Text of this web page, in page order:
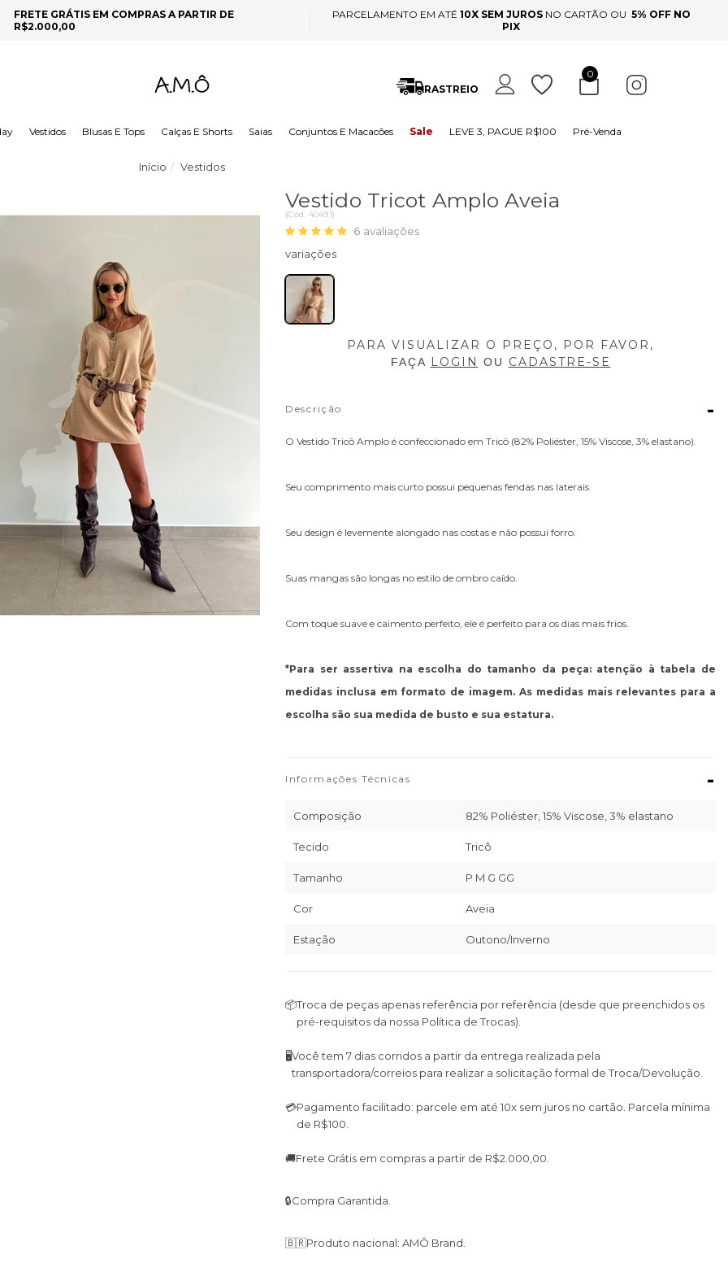
FRETE GRÁTIS EM COMPRAS A PARTIR DE
R$2.000,00
PARCELAMENTO EM ATÉ 10X SEM JUROSNO CARTÃO OU 5% OFF NO
PIX
RASTREIO
0
Vestidos Blusas E Tops Calças E Shorts Saias Conjuntos E Macacões Sale LEVE 3, PAGUE R$100 Pré-Venda
Início Vestidos
Vestido Tricot Amplo Aveia
(Cód. 40491)
6 avaliações
PARA VISUALIZAR O PREÇO, POR FAVOR,
FAÇA LOGIN OU CADASTRE-SE
Descrição -
O Vestido Tricô Amplo é confeccionado em Tricô (82% Poliéster, 15% Viscose, 3% elastano).
​Seu comprimento mais curto possui pequenas fendas nas laterais.
Seu design é levemente alongado nas costas e não possui forro.
Suas mangas são longas no estilo de ombro caído.
Com toque suave e caimento perfeito, ele é perfeito para os dias mais frios.
*Para ser assertiva na escolha do tamanho da peça: atenção à tabela de
medidas inclusa em formato de imagem. As medidas mais relevantes para a
escolha são sua medida de busto e sua estatura.
Informações Técnicas -
Composição 82% Poliéster, 15% Viscose, 3% elastano
Tecido Tricô
Tamanho P M G GG
Cor Aveia
Estação Outono/Inverno
📦Troca de peças apenas referência por referência (desde que preenchidos os
pré-requisitos da nossa Política de Trocas).
🖥Você tem 7 dias corridos a partir da entrega realizada pela
transportadora/correios para realizar a solicitação formal de Troca/Devolução.
💳Pagamento facilitado: parcele em até 10x sem juros no cartão. Parcela mínima
de R$100.
🚚Frete Grátis em compras a partir de R$2.000,00.
🔒Compra Garantida.
🇧🇷Produto nacional: AMÔ Brand.